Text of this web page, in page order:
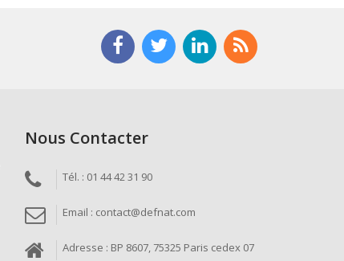
Nous Contacter
Tél. : 01 44 42 31 90
Email : contact@defnat.com
Adresse : BP 8607, 75325 Paris cedex 07